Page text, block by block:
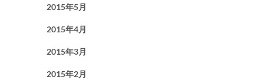
2015年5月
2015年4月
2015年3月
2015年2月